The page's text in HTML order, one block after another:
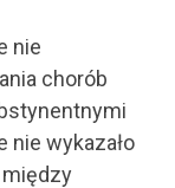
nie
chorób
nie wykazało